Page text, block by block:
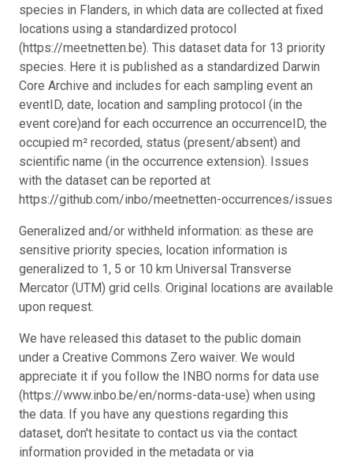
species in Flanders, in which data are collected at fixed
locations using a standardized protocol
(https://meetnetten.be). This dataset data for 13 priority
species. Here it is published as a standardized Darwin
Core Archive and includes for each sampling event an
eventID, date, location and sampling protocol (in the
event core)and for each occurrence an occurrenceID, the
occupied m² recorded, status (present/absent) and
scientific name (in the occurrence extension). Issues
with the dataset can be reported at
https://github.com/inbo/meetnetten-occurrences/issues
Generalized and/or withheld information: as these are
sensitive priority species, location information is
generalized to 1, 5 or 10 km Universal Transverse
Mercator (UTM) grid cells. Original locations are available
upon request.
We have released this dataset to the public domain
under a Creative Commons Zero waiver. We would
appreciate it if you follow the INBO norms for data use
(https://www.inbo.be/en/norms-data-use) when using
the data. If you have any questions regarding this
dataset, don't hesitate to contact us via the contact
information provided in the metadata or via